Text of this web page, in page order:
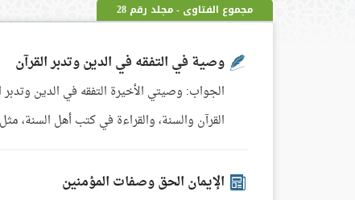
مجموع الفتاوى - مجلد رقم 28
وصية في التفقه في الدين وتدبر القرآن
الجواب: وصيتي الأخيرة التفقه في الدين وتدبر
القرآن والسنة، والقراءة في كتب أهل السنة،
الإيمان الحق وصفات المؤمنين